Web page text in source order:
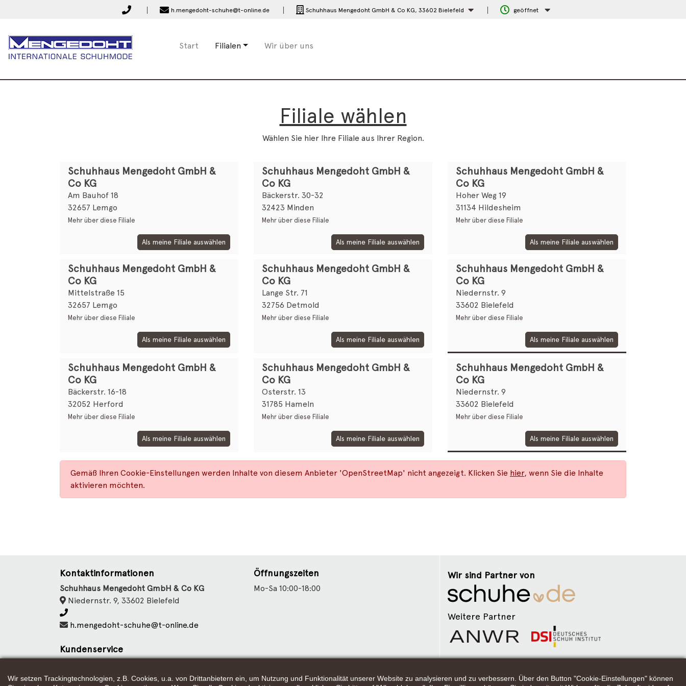
h.mengedoht-schuhe@t-online.de Schuhhaus Mengedoht GmbH & Co KG, 33602 Bielefeld geöffnet
Start Filialen Wir über uns
Filiale wählen
Wählen Sie hier Ihre Filiale aus Ihrer Region.
Schuhhaus Mengedoht GmbH &
Co KG
Am Bauhof 18
32657 Lemgo
Mehr über diese Filiale
Als meine Filiale auswählen
Schuhhaus Mengedoht GmbH &
Co KG
Bäckerstr. 30-32
32423 Minden
Mehr über diese Filiale
Als meine Filiale auswählen
Schuhhaus Mengedoht GmbH &
Co KG
Hoher Weg 19
31134 Hildesheim
Mehr über diese Filiale
Als meine Filiale auswählen
Schuhhaus Mengedoht GmbH &
Co KG
Mittelstraße 15
32657 Lemgo
Mehr über diese Filiale
Als meine Filiale auswählen
Schuhhaus Mengedoht GmbH &
Co KG
Lange Str. 71
32756 Detmold
Mehr über diese Filiale
Als meine Filiale auswählen
Schuhhaus Mengedoht GmbH &
Co KG
Niedernstr. 9
33602 Bielefeld
Mehr über diese Filiale
Als meine Filiale auswählen
Schuhhaus Mengedoht GmbH &
Co KG
Bäckerstr. 16-18
32052 Herford
Mehr über diese Filiale
Als meine Filiale auswählen
Schuhhaus Mengedoht GmbH &
Co KG
Osterstr. 13
31785 Hameln
Mehr über diese Filiale
Als meine Filiale auswählen
Schuhhaus Mengedoht GmbH &
Co KG
Niedernstr. 9
33602 Bielefeld
Mehr über diese Filiale
Als meine Filiale auswählen
Gemäß Ihren Cookie-Einstellungen werden Inhalte von diesem Anbieter 'OpenStreetMap' nicht angezeigt. Klicken Sie hier, wenn Sie die Inhalte
aktivieren möchten.
Kontaktinformationen
Schuhhaus Mengedoht GmbH & Co KG
Niedernstr. 9, 33602 Bielefeld
h.mengedoht-schuhe@t-online.de
Kundenservice
Datenschutz
Öffnungszeiten
Mo-Sa 10:00-18:00
Wir sind Partner von
Weitere Partner
Wir setzen Trackingtechnologien, z.B. Cookies, u.a. von Drittanbietern ein, um Nutzung und Funktionalität unserer Website zu analysieren und zu verbessern. Über den Button "Cookie-Einstellungen" können